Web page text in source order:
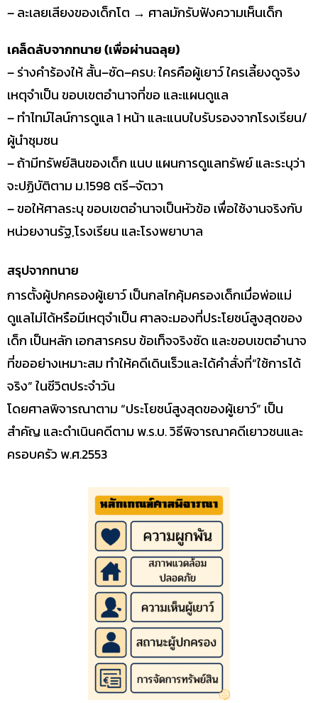
– ละเลยเสียงของเด็กโต → ศาลมักรับฟังความเห็นเด็ก
เคล็ดลับจากทนาย (เพื่อผ่านฉลุย)
– ร่างคำร้องให้ สั้น–ชัด–ครบ: ใครคือผู้เยาว์ ใครเลี้ยงดูจริง
เหตุจำเป็น ขอบเขตอำนาจที่ขอ และแผนดูแล
– ทำไทม์ไลน์การดูแล 1 หน้า และแนบใบรับรองจากโรงเรียน/
ผู้นำชุมชน
– ถ้ามีทรัพย์สินของเด็ก แนบ แผนการดูแลทรัพย์ และระบุว่า
จะปฏิบัติตาม ม.1598 ตรี–จัตวา
– ขอให้ศาลระบุ ขอบเขตอำนาจเป็นหัวข้อ เพื่อใช้งานจริงกับ
หน่วยงานรัฐ,โรงเรียน และโรงพยาบาล
สรุปจากทนาย
การตั้งผู้ปกครองผู้เยาว์ เป็นกลไกคุ้มครองเด็กเมื่อพ่อแม่
ดูแลไม่ได้หรือมีเหตุจำเป็น ศาลจะมองที่ประโยชน์สูงสุดของ
เด็ก เป็นหลัก เอกสารครบ ข้อเท็จจริงชัด และขอบเขตอำนาจ
ที่ขออย่างเหมาะสม ทำให้คดีเดินเร็วและได้คำสั่งที่“ใช้การได้
จริง” ในชีวิตประจำวัน
โดยศาลพิจารณาตาม “ประโยชน์สูงสุดของผู้เยาว์” เป็น
สำคัญ และดำเนินคดีตาม พ.ร.บ. วิธีพิจารณาคดีเยาวชนและ
ครอบครัว พ.ศ.2553